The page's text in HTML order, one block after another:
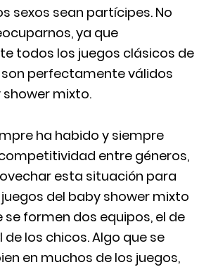
sexos sean partícipes. No
ya que
todos los juegos clásicos de
perfectamente válidos
mixto.
ha habido y siempre
entre géneros,
esta situación para
del baby shower mixto
formen dos equipos, el de
de los chicos. Algo que se
en muchos de los juegos,